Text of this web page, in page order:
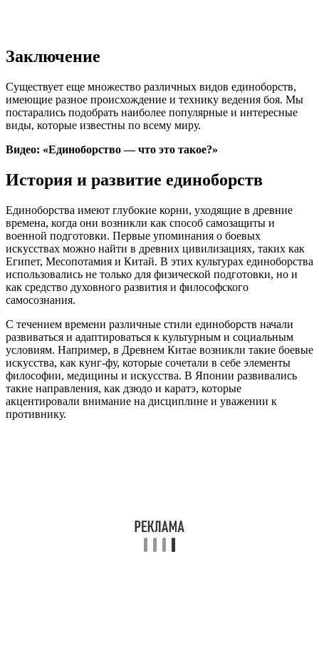
Заключение
Существует еще множество различных видов единоборств,
имеющие разное происхождение и технику ведения боя. Мы
постарались подобрать наиболее популярные и интересные
виды, которые известны по всему миру.
Видео: «Единоборство — что это такое?»
История и развитие единоборств
Единоборства имеют глубокие корни, уходящие в древние
времена, когда они возникли как способ самозащиты и
военной подготовки. Первые упоминания о боевых
искусствах можно найти в древних цивилизациях, таких как
Египет, Месопотамия и Китай. В этих культурах единоборства
использовались не только для физической подготовки, но и
как средство духовного развития и философского
самосознания.
С течением времени различные стили единоборств начали
развиваться и адаптироваться к культурным и социальным
условиям. Например, в Древнем Китае возникли такие боевые
искусства, как кунг-фу, которые сочетали в себе элементы
философии, медицины и искусства. В Японии развивались
такие направления, как дзюдо и каратэ, которые
акцентировали внимание на дисциплине и уважении к
противнику.